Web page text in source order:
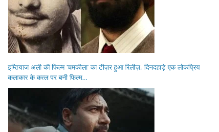
इम्तियाज अली की फिल्म ‘चमकीला’ का टीज़र हुआ रिलीज़, दिनदहाड़े एक लोकप्रिय
कलाकार के कत्ल पर बनी फिल्म…